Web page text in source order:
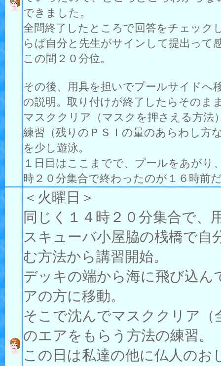
できました。
全問終了したところで回答をチェック
らば自分と先生がサインして提出って
この間２０分位。
その後、用具を担いでプールサイドへ
の説明。取り付けが終了したらそのま
マスククリア（マスクを押さえる方法
練習（残りのＰＳＩの量のあらわし方
を少し遊泳。
１日目はここまでで、プールをあがり
時２０分集合で終わったのが１６時前
＜火曜日＞
同じく１４時２０分集合で、
スキューバ小屋脇の桟橋で自
む方法から講習開始。
デッキの端から海に飛び込ん
アの方に移動。
そこで沈んでマスククリア
のエアをもらう方法の練習。
この日は私達の他に仏人の